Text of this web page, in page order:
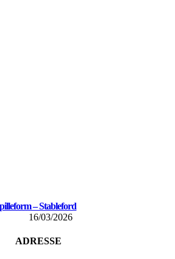
– Stableford
16/03/2026
ADRESSE